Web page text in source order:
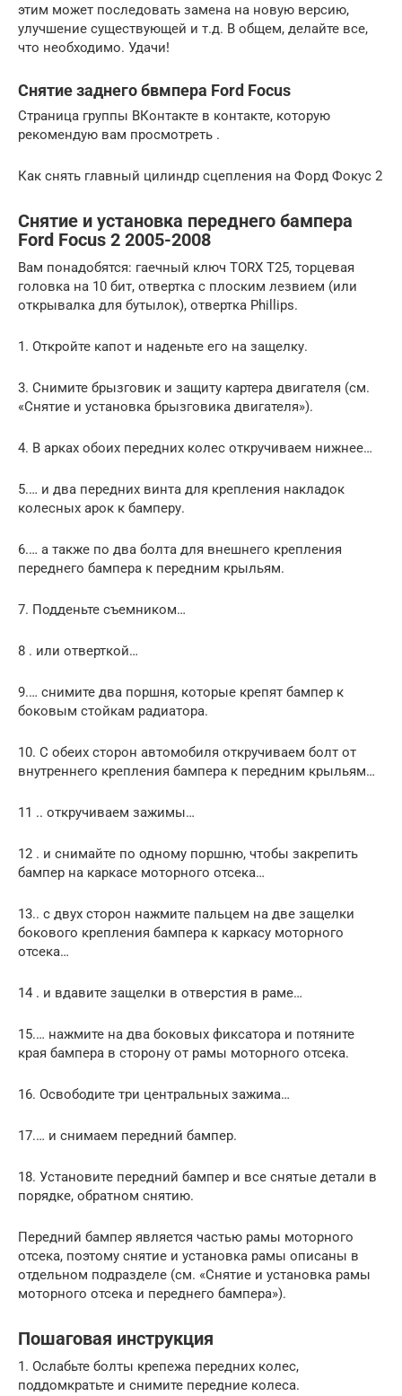
этим может последовать замена на новую версию,
улучшение существующей и т.д. В общем, делайте все,
что необходимо. Удачи!
Снятие заднего бвмпера Ford Focus
Страница группы ВКонтакте в контакте, которую
рекомендую вам просмотреть .
Как снять главный цилиндр сцепления на Форд Фокус 2
Снятие и установка переднего бампера
Ford Focus 2 2005-2008
Вам понадобятся: гаечный ключ TORX T25, торцевая
головка на 10 бит, отвертка с плоским лезвием (или
открывалка для бутылок), отвертка Phillips.
1. Откройте капот и наденьте его на защелку.
3. Снимите брызговик и защиту картера двигателя (см.
«Снятие и установка брызговика двигателя»).
4. В арках обоих передних колес откручиваем нижнее…
5.… и два передних винта для крепления накладок
колесных арок к бамперу.
6.… а также по два болта для внешнего крепления
переднего бампера к передним крыльям.
7. Подденьте съемником…
8 . или отверткой…
9.… снимите два поршня, которые крепят бампер к
боковым стойкам радиатора.
10. С обеих сторон автомобиля откручиваем болт от
внутреннего крепления бампера к передним крыльям…
11 .. откручиваем зажимы…
12 . и снимайте по одному поршню, чтобы закрепить
бампер на каркасе моторного отсека…
13.. с двух сторон нажмите пальцем на две защелки
бокового крепления бампера к каркасу моторного
отсека…
14 . и вдавите защелки в отверстия в раме…
15.… нажмите на два боковых фиксатора и потяните
края бампера в сторону от рамы моторного отсека.
16. Освободите три центральных зажима…
17.… и снимаем передний бампер.
18. Установите передний бампер и все снятые детали в
порядке, обратном снятию.
Передний бампер является частью рамы моторного
отсека, поэтому снятие и установка рамы описаны в
отдельном подразделе (см. «Снятие и установка рамы
моторного отсека и переднего бампера»).
Пошаговая инструкция
1. Ослабьте болты крепежа передних колес,
поддомкратьте и снимите передние колеса.